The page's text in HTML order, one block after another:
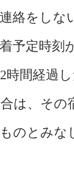
絡をしな
予定時刻
時間経過
は、その
のとみな